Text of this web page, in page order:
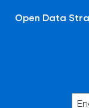
Open Data